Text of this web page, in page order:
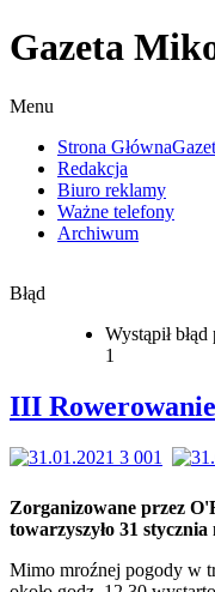
Gazeta
Menu
Strona Główna
Redakcja
Biuro reklamy
Ważne telefony
Archiwum
Błąd
Wystąpił
1
III
Zorganizowane przez
towarzyszyło 31
Mimo mroźnej pogody w